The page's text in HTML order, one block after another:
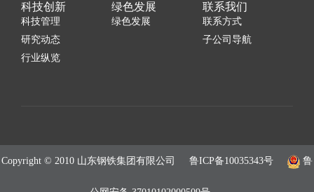
科技创新
科技管理
研究动态
行业纵览
绿色发展
绿色发展
联系我们
联系方式
子公司导航
Copyright © 2010 山东钢铁集团有限公司 鲁ICP备10035343号 鲁